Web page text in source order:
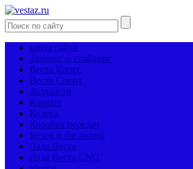
карта сайта
Тюнинг и стайлинг
Веста Кросс
Веста Спорт
Жидкости
Климат
Колеса
Коробка передач
Кузов и багажник
Лада Веста
Лада Веста CNG